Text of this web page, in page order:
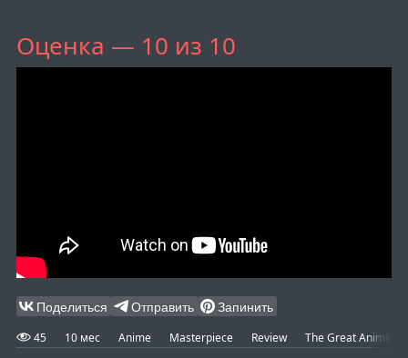
Оценка — 10 из 10
Поделиться Отправить Запинить
45 10 мес Anime Masterpiece Review The Great Anime